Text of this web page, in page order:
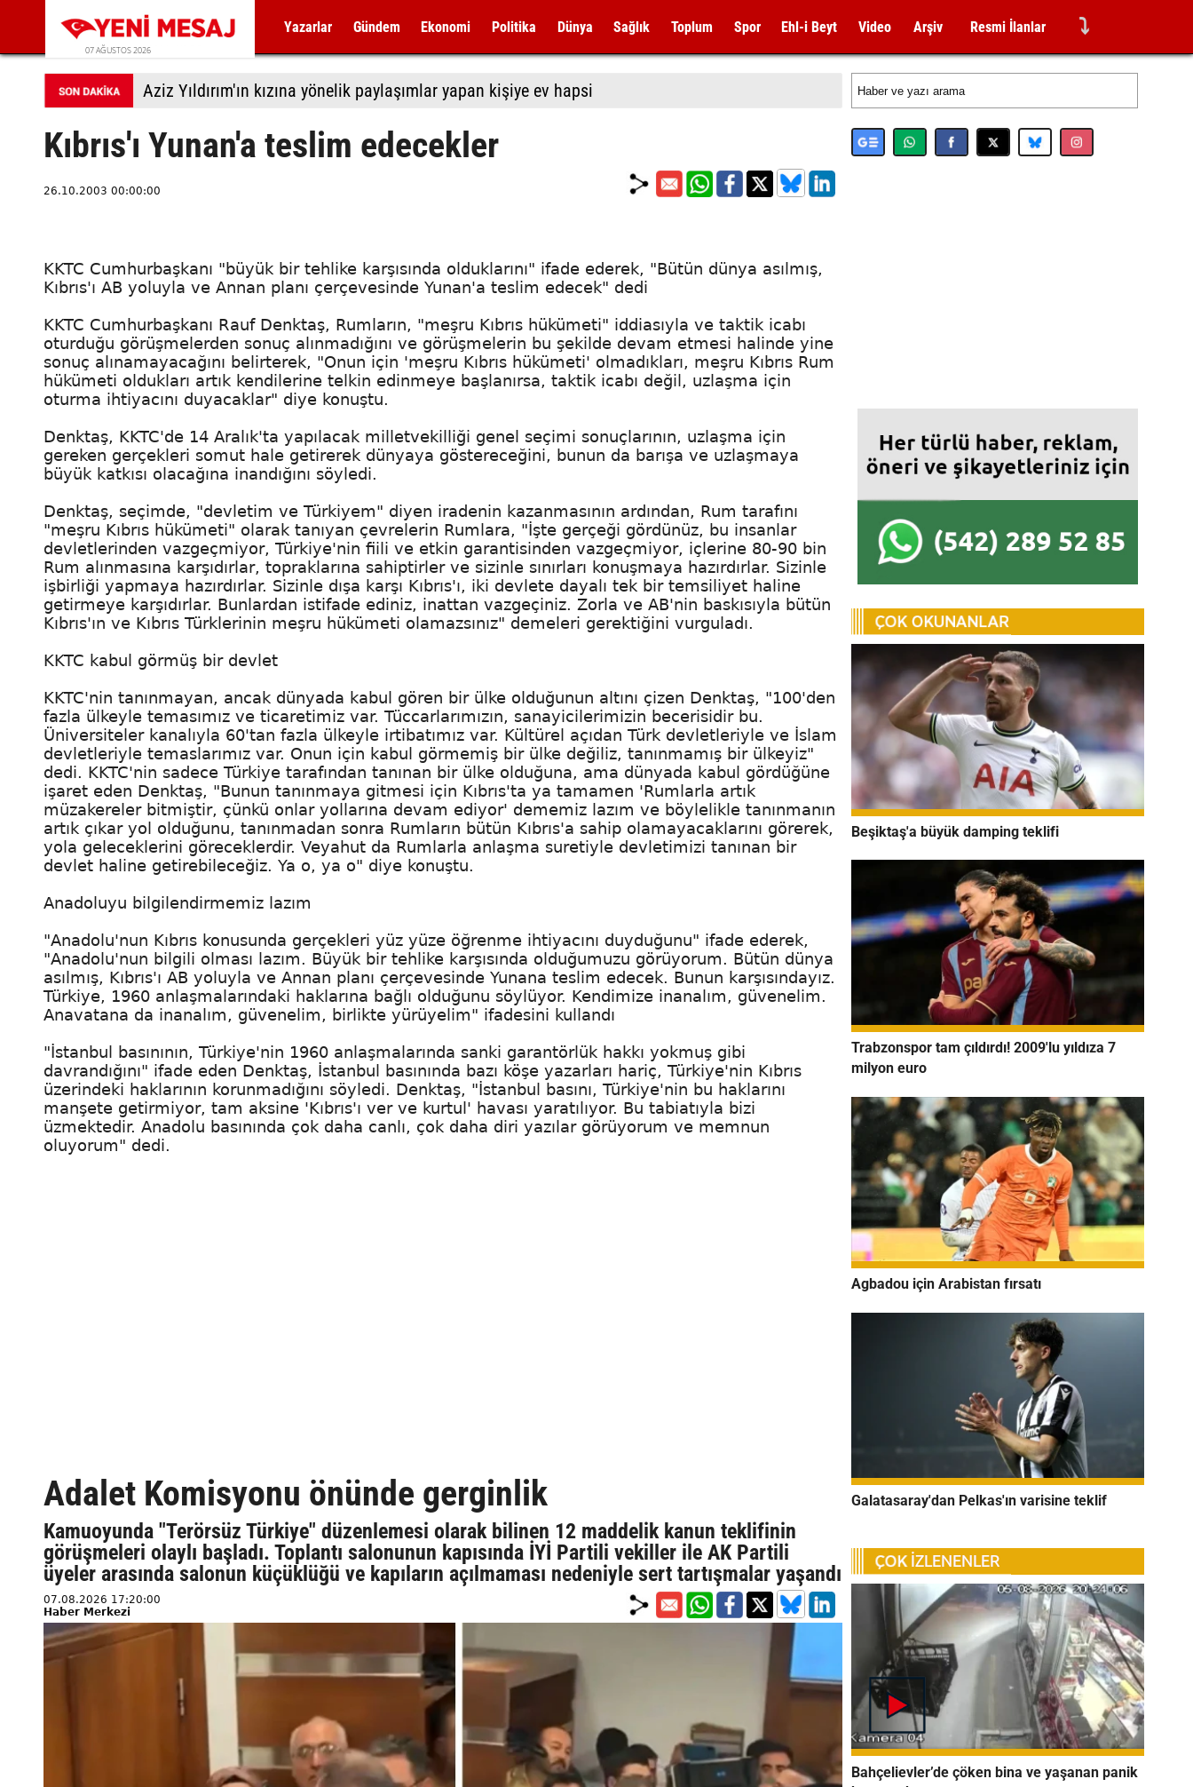
07 AĞUSTOS 2026
Yazarlar Gündem Ekonomi Politika Dünya Sağlık Toplum Spor Ehl-i Beyt Video Arşiv Resmi İlanlar ⤵
Aziz Yıldırım'ın kızına yönelik paylaşımlar yapan kişiye ev hapsi
Kıbrıs'ı Yunan'a teslim edecekler
26.10.2003 00:00:00
KKTC Cumhurbaşkanı "büyük bir tehlike karşısında olduklarını" ifade ederek, "Bütün dünya asılmış,
Kıbrıs'ı AB yoluyla ve Annan planı çerçevesinde Yunan'a teslim edecek" dedi
KKTC Cumhurbaşkanı Rauf Denktaş, Rumların, "meşru Kıbrıs hükümeti" iddiasıyla ve taktik icabı
oturduğu görüşmelerden sonuç alınmadığını ve görüşmelerin bu şekilde devam etmesi halinde yine
sonuç alınamayacağını belirterek, "Onun için 'meşru Kıbrıs hükümeti' olmadıkları, meşru Kıbrıs Rum
hükümeti oldukları artık kendilerine telkin edinmeye başlanırsa, taktik icabı değil, uzlaşma için
oturma ihtiyacını duyacaklar" diye konuştu.
Denktaş, KKTC'de 14 Aralık'ta yapılacak milletvekilliği genel seçimi sonuçlarının, uzlaşma için
gereken gerçekleri somut hale getirerek dünyaya göstereceğini, bunun da barışa ve uzlaşmaya
büyük katkısı olacağına inandığını söyledi.
Denktaş, seçimde, "devletim ve Türkiyem" diyen iradenin kazanmasının ardından, Rum tarafını
"meşru Kıbrıs hükümeti" olarak tanıyan çevrelerin Rumlara, "İşte gerçeği gördünüz, bu insanlar
devletlerinden vazgeçmiyor, Türkiye'nin fiili ve etkin garantisinden vazgeçmiyor, içlerine 80-90 bin
Rum alınmasına karşıdırlar, topraklarına sahiptirler ve sizinle sınırları konuşmaya hazırdırlar. Sizinle
işbirliği yapmaya hazırdırlar. Sizinle dışa karşı Kıbrıs'ı, iki devlete dayalı tek bir temsiliyet haline
getirmeye karşıdırlar. Bunlardan istifade ediniz, inattan vazgeçiniz. Zorla ve AB'nin baskısıyla bütün
Kıbrıs'ın ve Kıbrıs Türklerinin meşru hükümeti olamazsınız" demeleri gerektiğini vurguladı.
KKTC kabul görmüş bir devlet
KKTC'nin tanınmayan, ancak dünyada kabul gören bir ülke olduğunun altını çizen Denktaş, "100'den
fazla ülkeyle temasımız ve ticaretimiz var. Tüccarlarımızın, sanayicilerimizin becerisidir bu.
Üniversiteler kanalıyla 60'tan fazla ülkeyle irtibatımız var. Kültürel açıdan Türk devletleriyle ve İslam
devletleriyle temaslarımız var. Onun için kabul görmemiş bir ülke değiliz, tanınmamış bir ülkeyiz"
dedi. KKTC'nin sadece Türkiye tarafından tanınan bir ülke olduğuna, ama dünyada kabul gördüğüne
işaret eden Denktaş, "Bunun tanınmaya gitmesi için Kıbrıs'ta ya tamamen 'Rumlarla artık
müzakereler bitmiştir, çünkü onlar yollarına devam ediyor' dememiz lazım ve böylelikle tanınmanın
artık çıkar yol olduğunu, tanınmadan sonra Rumların bütün Kıbrıs'a sahip olamayacaklarını görerek,
yola geleceklerini göreceklerdir. Veyahut da Rumlarla anlaşma suretiyle devletimizi tanınan bir
devlet haline getirebileceğiz. Ya o, ya o" diye konuştu.
Anadoluyu bilgilendirmemiz lazım
"Anadolu'nun Kıbrıs konusunda gerçekleri yüz yüze öğrenme ihtiyacını duyduğunu" ifade ederek,
"Anadolu'nun bilgili olması lazım. Büyük bir tehlike karşısında olduğumuzu görüyorum. Bütün dünya
asılmış, Kıbrıs'ı AB yoluyla ve Annan planı çerçevesinde Yunana teslim edecek. Bunun karşısındayız.
Türkiye, 1960 anlaşmalarındaki haklarına bağlı olduğunu söylüyor. Kendimize inanalım, güvenelim.
Anavatana da inanalım, güvenelim, birlikte yürüyelim" ifadesini kullandı
"İstanbul basınının, Türkiye'nin 1960 anlaşmalarında sanki garantörlük hakkı yokmuş gibi
davrandığını" ifade eden Denktaş, İstanbul basınında bazı köşe yazarları hariç, Türkiye'nin Kıbrıs
üzerindeki haklarının korunmadığını söyledi. Denktaş, "İstanbul basını, Türkiye'nin bu haklarını
manşete getirmiyor, tam aksine 'Kıbrıs'ı ver ve kurtul' havası yaratılıyor. Bu tabiatıyla bizi
üzmektedir. Anadolu basınında çok daha canlı, çok daha diri yazılar görüyorum ve memnun
oluyorum" dedi.
Adalet Komisyonu önünde gerginlik
Kamuoyunda "Terörsüz Türkiye" düzenlemesi olarak bilinen 12 maddelik kanun teklifinin
görüşmeleri olaylı başladı. Toplantı salonunun kapısında İYİ Partili vekiller ile AK Partili
üyeler arasında salonun küçüklüğü ve kapıların açılmaması nedeniyle sert tartışmalar yaşandı
07.08.2026 17:20:00
Haber Merkezi
Beşiktaş'a büyük damping teklifi
Trabzonspor tam çıldırdı! 2009'lu yıldıza 7
milyon euro
Agbadou için Arabistan fırsatı
Galatasaray'dan Pelkas'ın varisine teklif
Bahçelievler’de çöken bina ve yaşanan panik